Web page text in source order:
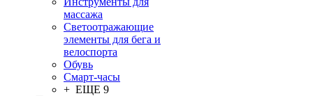
массажа
Светоотражающие
элементы для бега и
велоспорта
Обувь
Смарт-часы
+ ЕЩЕ 9